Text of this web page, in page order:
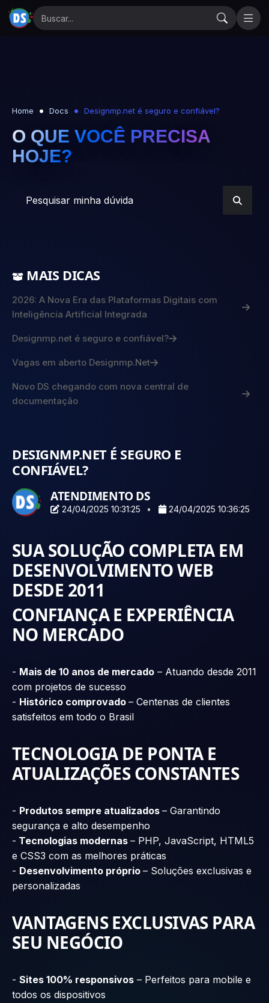
Home Docs Designmp.net é seguro e confiável?
O QUE VOCÊ PRECISA
HOJE?
MAIS DICAS
2026: A Nova Era das Plataformas Digitais com
Inteligência Artificial Integrada
Designmp.net é seguro e confiável?
Vagas em aberto Designmp.Net
Novo DS chegando com nova central de
documentação
DESIGNMP.NET É SEGURO E
CONFIÁVEL?
ATENDIMENTO DS
24/04/2025 10:31:25 24/04/2025 10:36:25
SUA SOLUÇÃO COMPLETA EM
DESENVOLVIMENTO WEB
DESDE 2011
CONFIANÇA E EXPERIÊNCIA
NO MERCADO
- Mais de 10 anos de mercado – Atuando desde 2011
com projetos de sucesso
- Histórico comprovado – Centenas de clientes
satisfeitos em todo o Brasil
TECNOLOGIA DE PONTA E
ATUALIZAÇÕES CONSTANTES
- Produtos sempre atualizados – Garantindo
segurança e alto desempenho
- Tecnologias modernas – PHP, JavaScript, HTML5
e CSS3 com as melhores práticas
- Desenvolvimento próprio – Soluções exclusivas e
personalizadas
VANTAGENS EXCLUSIVAS PARA
SEU NEGÓCIO
- Sites 100% responsivos – Perfeitos para mobile e
todos os dispositivos